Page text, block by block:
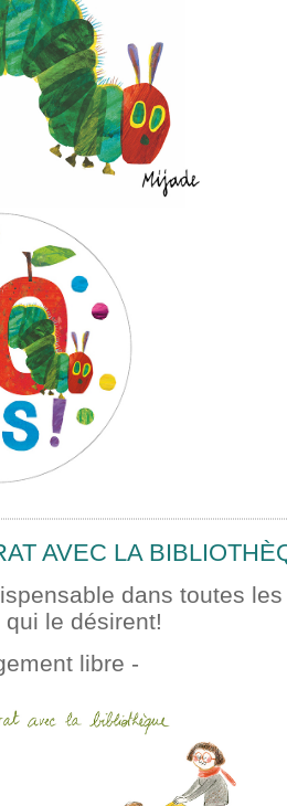
AVEC LA
dans toutes
le désirent!
libre -